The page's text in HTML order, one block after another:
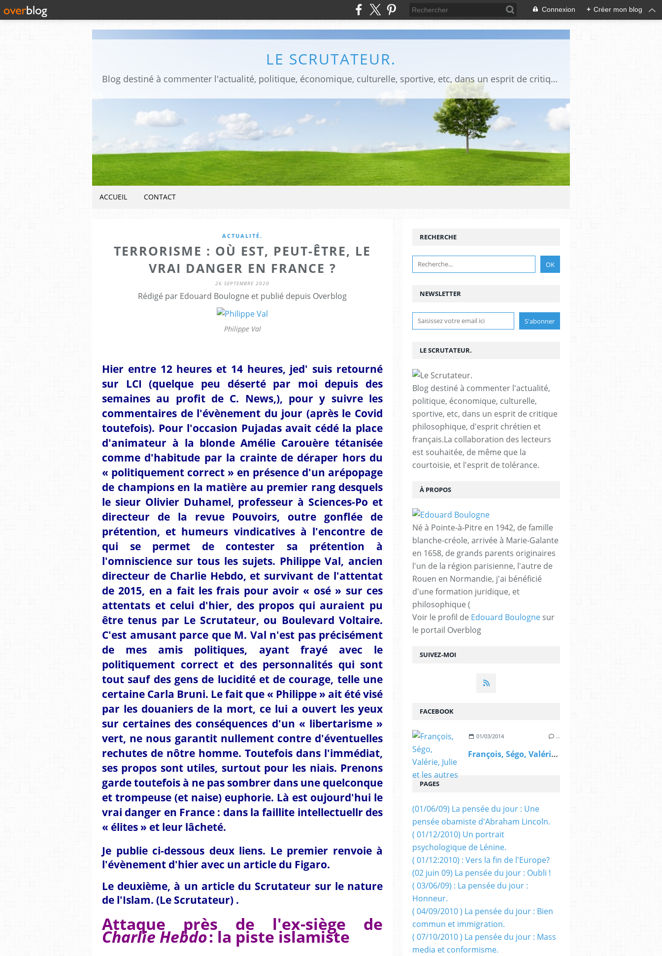
Connexion + Créer mon blog
LE SCRUTATEUR.
Blog destiné à commenter l'actualité, politique, économique, culturelle, sportive, etc, dans un esprit de critique philosophique, d'esprit chrétien et français.La collaboration des lecteurs est souhaitée, de même que la courtoisie, et l'esprit de tolérance.
ACCUEIL CONTACT
ACTUALITÉ.
TERRORISME : OÙ EST, PEUT-ÊTRE, LE
VRAI DANGER EN FRANCE ?
26 SEPTEMBRE 2020
Rédigé par Edouard Boulogne et publié depuis Overblog
Philippe Val
Hier entre 12 heures et 14 heures, jed' suis retourné
sur LCI (quelque peu déserté par moi depuis des
semaines au profit de C. News,), pour y suivre les
commentaires de l'évènement du jour (après le Covid
toutefois). Pour l'occasion Pujadas avait cédé la place
d'animateur à la blonde Amélie Carouère tétanisée
comme d'habitude par la crainte de déraper hors du
« politiquement correct » en présence d'un arépopage
de champions en la matière au premier rang desquels
le sieur Olivier Duhamel, professeur à Sciences-Po et
directeur de la revue Pouvoirs, outre gonflée de
prétention, et humeurs vindicatives à l'encontre de
qui se permet de contester sa prétention à
l'omniscience sur tous les sujets. Philippe Val, ancien
directeur de Charlie Hebdo, et survivant de l'attentat
de 2015, en a fait les frais pour avoir « osé » sur ces
attentats et celui d'hier, des propos qui auraient pu
être tenus par Le Scrutateur, ou Boulevard Voltaire.
C'est amusant parce que M. Val n'est pas précisément
de mes amis politiques, ayant frayé avec le
politiquement correct et des personnalités qui sont
tout sauf des gens de lucidité et de courage, telle une
certaine Carla Bruni. Le fait que « Philippe » ait été visé
par les douaniers de la mort, ce lui a ouvert les yeux
sur certaines des conséquences d'un « libertarisme »
vert, ne nous garantit nullement contre d'éventuelles
rechutes de nôtre homme. Toutefois dans l'immédiat,
ses propos sont utiles, surtout pour les niais. Prenons
garde toutefois à ne pas sombrer dans une quelconque
et trompeuse (et naise) euphorie. Là est oujourd'hui le
vrai danger en France : dans la faillite intellectuellr des
« élites » et leur lâcheté.
Je publie ci-dessous deux liens. Le premier renvoie à
l'évènement d'hier avec un article du Figaro.
Le deuxième, à un article du Scrutateur sur le nature
de l'Islam. (Le Scrutateur) .
Attaque près de l'ex-siège de
Charlie Hebdo: la piste islamiste
NEWSLETTER
SUIVEZ-MOI
RECHERCHE
LE SCRUTATEUR.
Blog destiné à commenter l'actualité,
politique, économique, culturelle,
sportive, etc, dans un esprit de critique
philosophique, d'esprit chrétien et
français.La collaboration des lecteurs
est souhaitée, de même que la
courtoisie, et l'esprit de tolérance.
À PROPOS
Né à Pointe-à-Pitre en 1942, de famille
blanche-créole, arrivée à Marie-Galante
en 1658, de grands parents originaires
l'un de la région parisienne, l'autre de
Rouen en Normandie, j'ai bénéficié
d'une formation juridique, et
philosophique (
Voir le profil de Edouard Boulogne sur
le portail Overblog
FACEBOOK
01/03/2014 …
François, Ségo, Valérie, Julie et les autres
PAGES
(01/06/09) La pensée du jour : Une
pensée obamiste d'Abraham Lincoln.
( 01/12/2010) Un portrait
psychologique de Lénine.
( 01/12:2010) : Vers la fin de l'Europe?
(02 juin 09) La pensée du jour : Oubli !
( 03/06/09) : La pensée du jour :
Honneur.
( 04/09/2010 ) La pensée du jour : Bien
commun et immigration.
( 07/10/2010 ) La pensée du jour : Mass
media et conformisme.